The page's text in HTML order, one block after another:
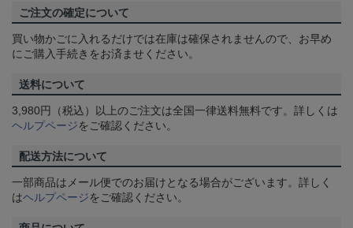
ご注文の確定について
買い物かごに入れるだけでは在庫は確保されませんので、お早め
にご購入手続きをお済ませください。
送料について
3,980円（税込）以上のご注文は全国一律送料無料です。詳しくは
ヘルプページをご確認ください。
配送方法について
一部商品はメール便でのお届けとなる場合がございます。詳しく
はヘルプページをご確認ください。